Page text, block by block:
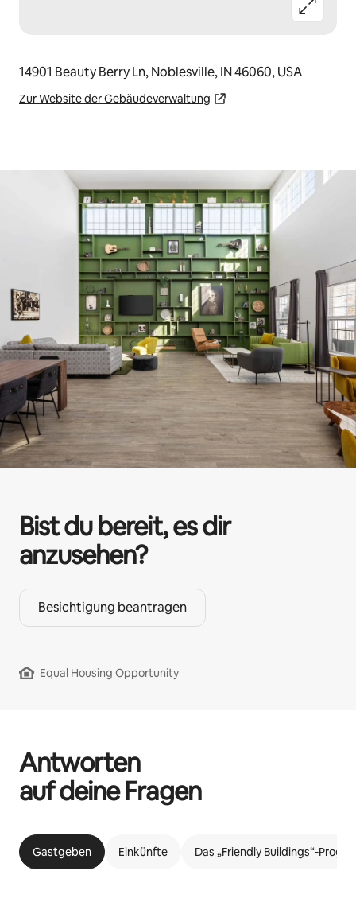
14901 Beauty Berry Ln, Noblesville, IN 46060, USA
Zur Website der Gebäudeverwaltung
Bist du bereit, es dir
anzusehen?
Besichtigung beantragen
Equal Housing Opportunity
Antworten
auf deine Fragen
Gastgeben Einkünfte Das „Friendly Buildings“-